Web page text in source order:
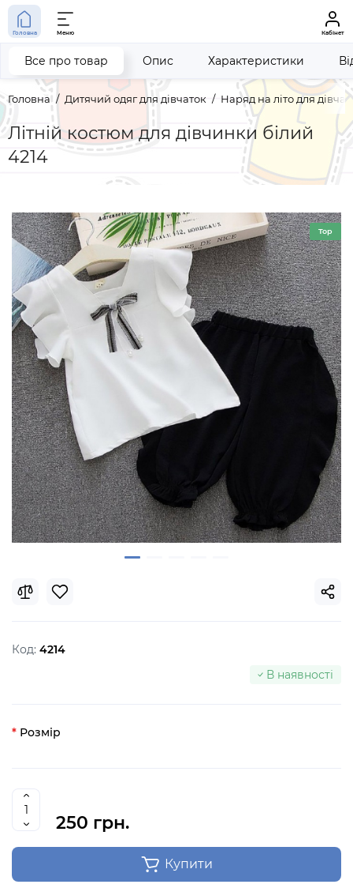
Головна Меню Кабінет
Головна Дитячий одяг для дівчаток Наряд на літо для
Літній костюм для дівчинки білий
4214
Все про товар Опис Характеристики
Top
Код: 4214
В наявності
Розмір
250 грн.
Купити